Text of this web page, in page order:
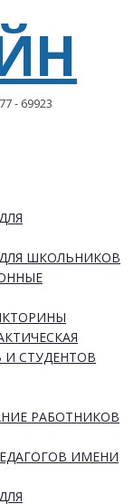
- 69923
ШКОЛЬНИКОВ
СТУДЕНТОВ
РАБОТНИКОВ
ИМЕНИ